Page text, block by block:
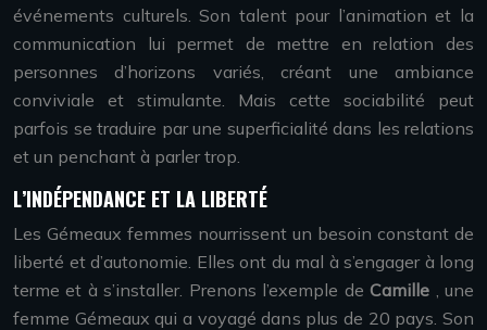
événements culturels. Son talent pour l’animation et la
communication lui permet de mettre en relation des
personnes d’horizons variés, créant une ambiance
conviviale et stimulante. Mais cette sociabilité peut
parfois se traduire par une superficialité dans les relations
et un penchant à parler trop.
L’INDÉPENDANCE ET LA LIBERTÉ
Les Gémeaux femmes nourrissent un besoin constant de
liberté et d’autonomie. Elles ont du mal à s’engager à long
terme et à s’installer. Prenons l’exemple deCamille , une
femme Gémeaux qui a voyagé dans plus de 20 pays. Son